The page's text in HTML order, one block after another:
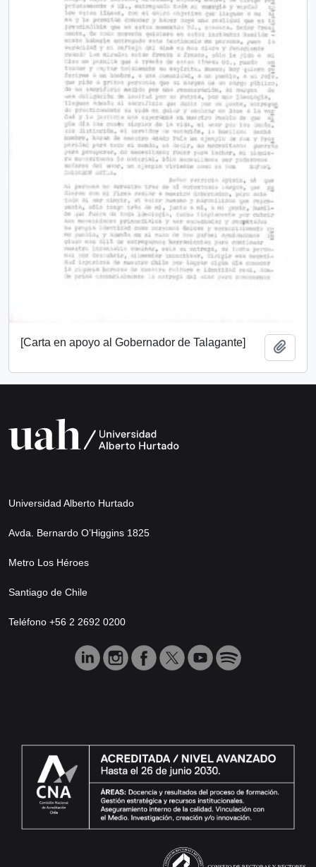
[Carta en apoyo al Gobernador de Talagante]
Universidad Alberto Hurtado
Avda. Bernardo O’Higgins 1825
Metro Los Héroes
Santiago de Chile
Teléfono +56 2 2692 0200